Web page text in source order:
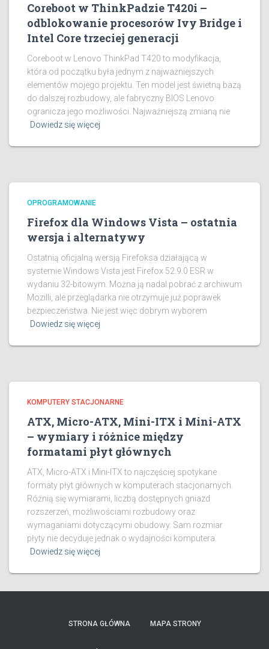
Coreboot w ThinkPadzie T420i –
odblokowanie procesorów Ivy Bridge i
Intel Core trzeciej generacji
Coreboot w Lenovo ThinkPad T420 to modyfikacja,
która od początku była jednym z najważniejszych
elementów mojego projektu. Ten model jest świetną bazą
do dalszej rozbudowy, ale fabryczny BIOS Lenovo
ogranicza jego możliwości. Najważniejszą zmianą nie
Dowiedz się więcej
OPROGRAMOWANIE
Firefox dla Windows Vista – ostatnia
wersja i alternatywy
Ostatnią oficjalną wersją Firefoksa działającą w
systemie Windows Vista jest Firefox 52.9.0 ESR w
wydaniu 32-bitowym. Można ją nadal pobrać z archiwum
Mozilli, ale przeglądarka nie otrzymuje już poprawek
bezpieczeństwa. Nie jest więc dobrym wyborem
Dowiedz się więcej
KOMPUTERY STACJONARNE
ATX, Micro-ATX, Mini-ITX i Mini-ATX
– wymiary i różnice między
formatami płyt głównych
ATX, Micro-ATX i Mini-ITX to najczęściej spotykane
formaty płyt głównych w komputerach stacjonarnych.
Różnią się wymiarami, liczbą dostępnych gniazd
rozszerzeń, możliwościami rozbudowy oraz
wymaganiami dotyczącymi obudowy. Sam rozmiar
płyty nie decyduje jednak o wydajności komputera.
Dowiedz się więcej
STRONA GŁÓWNA MAPA STRONY